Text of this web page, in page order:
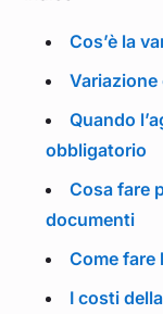
Cos’è la
Quando
obbligatorio
Cosa fare
documenti
Come fare
I costi